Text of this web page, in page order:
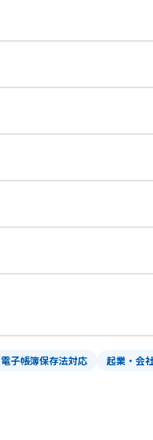
電子帳簿保存法対応 起業・会